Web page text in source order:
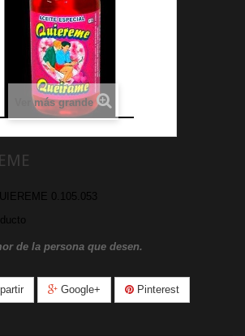
Ver más grande
0.105.053
de la persona que desen.
Google+ Pinterest